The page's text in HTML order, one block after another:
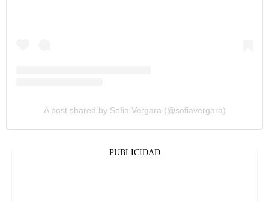
A post shared by Sofia Vergara (@sofiavergara)
PUBLICIDAD